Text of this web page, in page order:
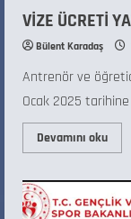
VİZE ÜCRETİ
Bülent Karadaş
Antrenör ve
Ocak 2025
Devamını oku